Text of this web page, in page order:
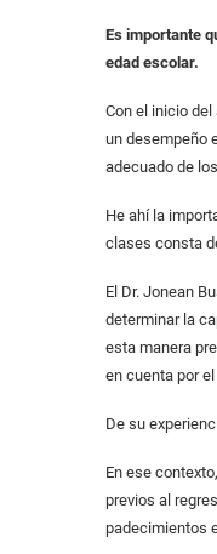
Es importante
edad escolar.
Con el inicio
un desempeño
adecuado de
He ahí la
clases consta
El Dr. Jonean
determinar la
esta manera
en cuenta por
De su
En ese
previos al
padecimientos